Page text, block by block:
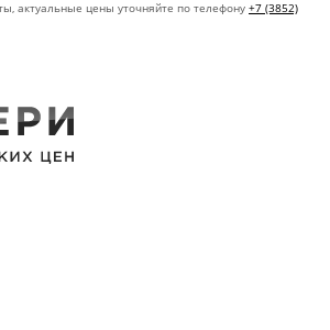
актуальные цены уточняйте по телефону +7 (3852)